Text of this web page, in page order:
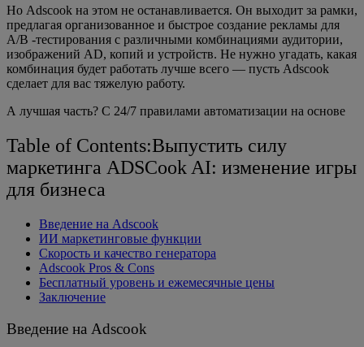
Но Adscook на этом не останавливается. Он выходит за рамки,
предлагая организованное и быстрое создание рекламы для
A/B -тестирования с различными комбинациями аудитории,
изображений AD, копий и устройств. Не нужно угадать, какая
комбинация будет работать лучше всего — пусть Adscook
сделает для вас тяжелую работу.
А лучшая часть? С 24/7 правилами автоматизации на основе
Table of Contents:Выпустить силу
маркетинга ADSCook AI: изменение игры
для бизнеса
Введение на Adscook
ИИ маркетинговые функции
Скорость и качество генератора
Adscook Pros & Cons
Бесплатный уровень и ежемесячные цены
Заключение
Введение на Adscook